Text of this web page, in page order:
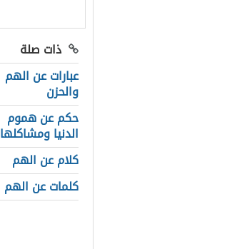
ذات صلة
عبارات عن الهم
والحزن
حكم عن هموم
الدنيا ومشاكلها
كلام عن الهم
كلمات عن الهم